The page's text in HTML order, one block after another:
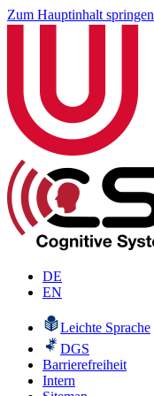
Zum Hauptinhalt springen
DE
EN
Leichte Sprache
DGS
Barrierefreiheit
Intern